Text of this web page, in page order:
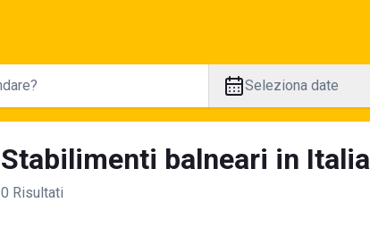
Seleziona date
Stabilimenti balneari in Italia
0 Risultati